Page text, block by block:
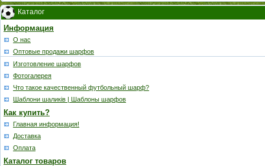
Каталог
Информация
О нас
Оптовые продажи шарфов
Изготовление шарфов
Фотогалерея
Что такое качественный футбольный шарф?
Шаблони шаликів | Шаблоны шарфов
Как купить?
Главная информация!
Доставка
Оплата
Каталог товаров